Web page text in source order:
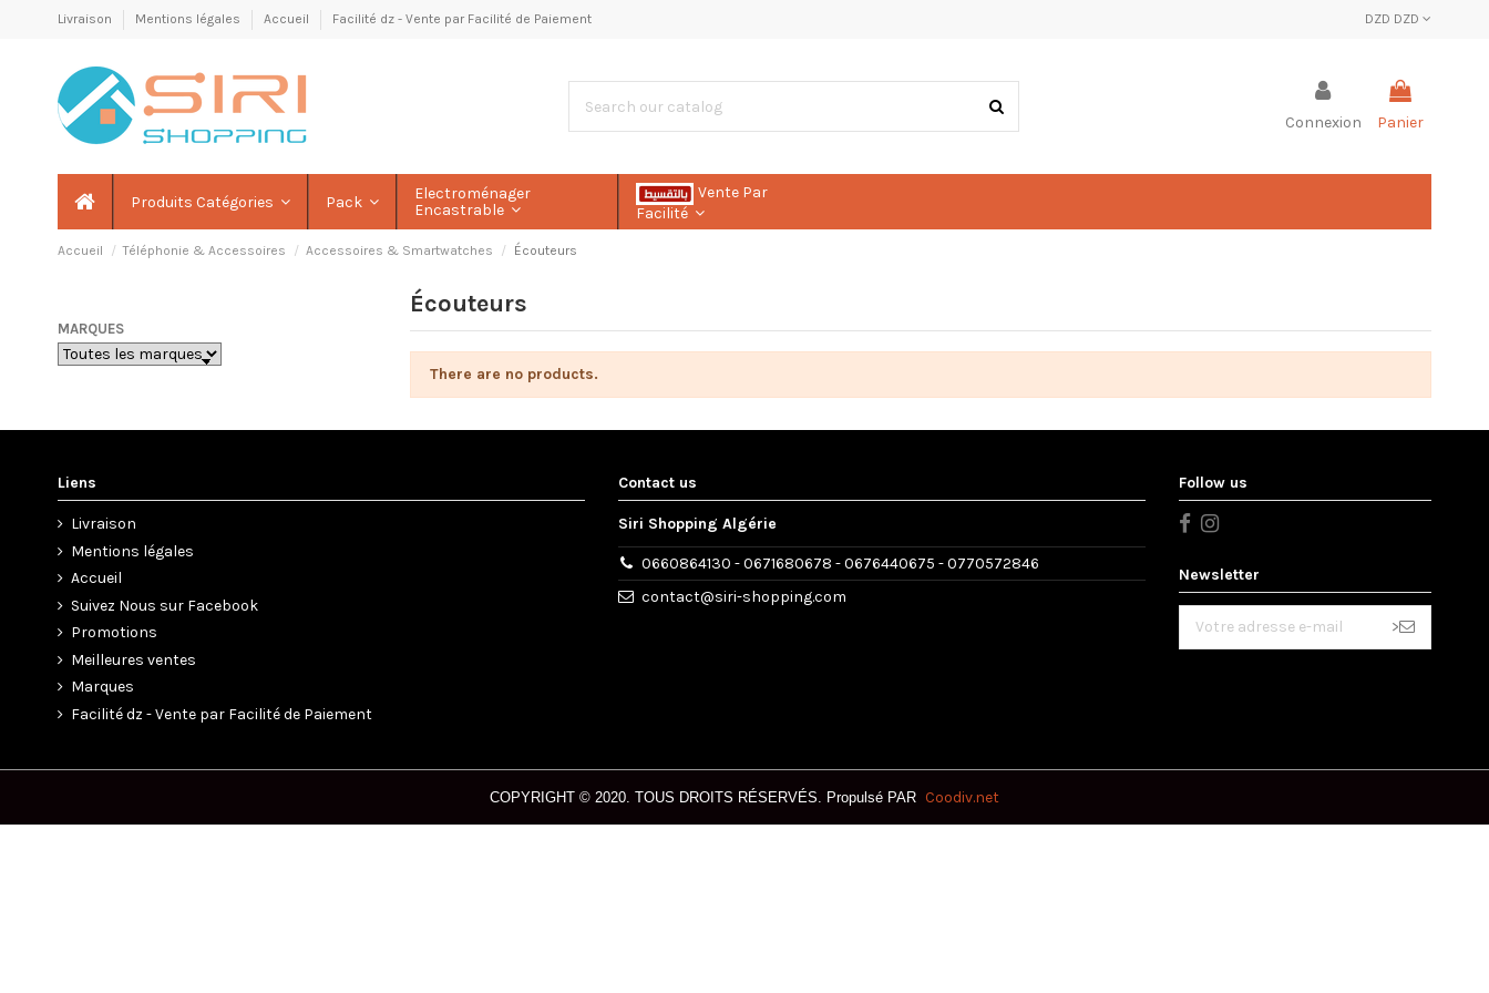
Livraison Mentions légales Accueil Facilité dz - Vente par Facilité de Paiement DZD DZD
Connexion Panier
Produits Catégories Pack
Electroménager
Encastrable
Vente Par
Facilité
Accueil Téléphonie & Accessoires Accessoires & Smartwatches Écouteurs
Écouteurs
There are no products.
MARQUES
Liens
Livraison
Mentions légales
Accueil
Suivez Nous sur Facebook
Promotions
Meilleures ventes
Marques
Facilité dz - Vente par Facilité de Paiement
Contact us
Siri Shopping Algérie
0660864130 - 0671680678 - 0676440675 - 0770572846
contact@siri-shopping.com
Follow us
Newsletter
>
COPYRIGHT © 2020. TOUS DROITS RÉSERVÉS. Propulsé PAR Coodiv.net